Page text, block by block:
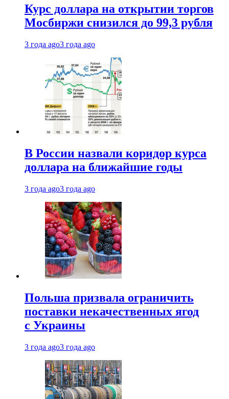
Курс доллара на открытии торгов
Мосбиржи снизился до 99,3 рубля
3 года ago3 года ago
В России назвали коридор курса
доллара на ближайшие годы
3 года ago3 года ago
Польша призвала ограничить
поставки некачественных ягод
с Украины
3 года ago3 года ago